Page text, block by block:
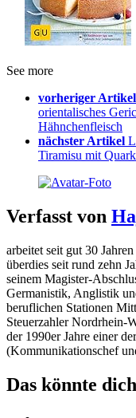
See more
vorheriger Artikel
orientalisches
Hähnchenfleisch
nächster Artikel
Tiramisu mit
Verfasst von
arbeitet seit gut 30
überdies seit rund zehn
seinem Magister-
Germanistik, Anglistik
beruflichen Stationen
Steuerzahler Nordrhein-
der 1990er Jahre einer
(Kommunikationschef
Das könnte